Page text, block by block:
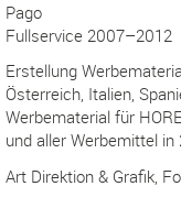
Pago
Fullservice 2007–2012
Erstellung
Österreich, Italien,
Werbematerial für
und aller Werbemittel
Art Direktion & Grafik,